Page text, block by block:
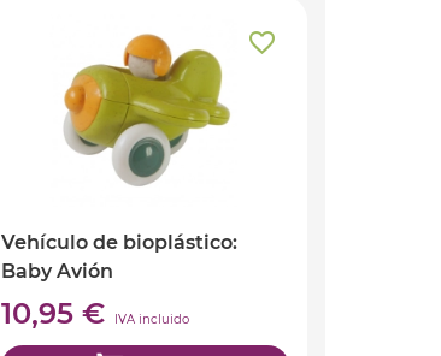
Vehículo de bioplástico:
Baby Avión
10,95 € IVA incluido